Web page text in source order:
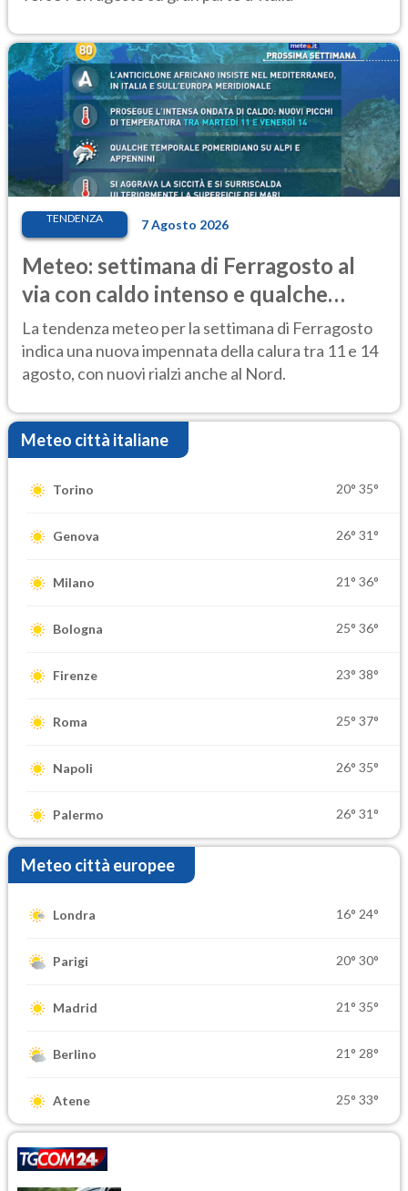
TENDENZA 7 Agosto 2026
Meteo: settimana di Ferragosto al
via con caldo intenso e qualche
temporale
La tendenza meteo per la settimana di Ferragosto
indica una nuova impennata della calura tra 11 e 14
agosto, con nuovi rialzi anche al Nord.
Meteo città italiane
Torino 20° 35°
Genova 26° 31°
Milano 21° 36°
Bologna 25° 36°
Firenze 23° 38°
Roma 25° 37°
Napoli 26° 35°
Palermo 26° 31°
Meteo città europee
Londra 16° 24°
Parigi 20° 30°
Madrid 21° 35°
Berlino 21° 28°
Atene 25° 33°